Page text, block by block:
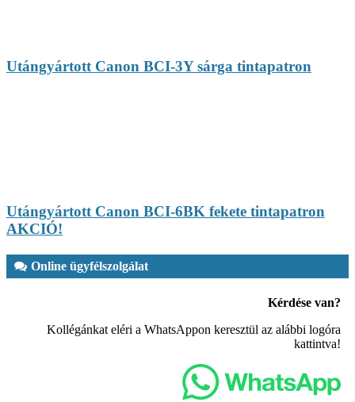
Utángyártott Canon BCI-3Y sárga tintapatron
Utángyártott Canon BCI-6BK fekete tintapatron
AKCIÓ!
Online ügyfélszolgálat
Kérdése van?
Kollégánkat eléri a WhatsAppon keresztül az alábbi logóra
kattintva!